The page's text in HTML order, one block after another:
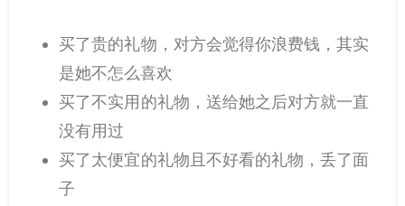
买了贵的礼物，对方会觉得你浪费钱，其实
是她不怎么喜欢
买了不实用的礼物，送给她之后对方就一直
没有用过
买了太便宜的礼物且不好看的礼物，丢了面
子